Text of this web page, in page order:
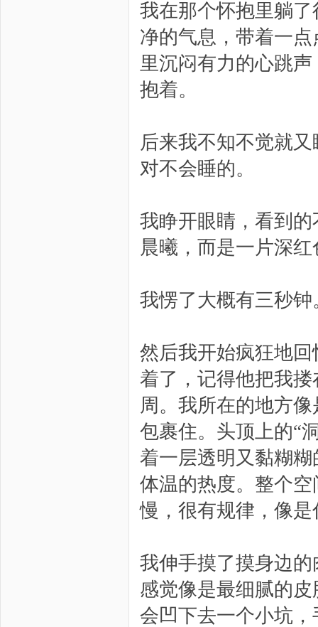
我在那个怀抱里躺
净的气息，带着一
里沉闷有力的心跳
抱着。
后来我不知不觉就
对不会睡的。
我睁开眼睛，看到
晨曦，而是一片深
我愣了大概有三秒钟
然后我开始疯狂地
着了，记得他把我
周。我所在的地方
包裹住。头顶上的“
着一层透明又黏糊
体温的热度。整个
慢，很有规律，像
我伸手摸了摸身边
感觉像是最细腻的
会凹下去一个小坑